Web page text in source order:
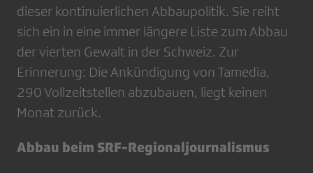
dieser kontinuierlichen Abbaupolitik. Sie reiht
sich ein in eine immer längere Liste zum Abbau
der vierten Gewalt in der Schweiz. Zur
Erinnerung: Die Ankündigung von Tamedia,
290 Vollzeitstellen abzubauen, liegt keinen
Monat zurück.
Abbau beim SRF-Regionaljournalismus